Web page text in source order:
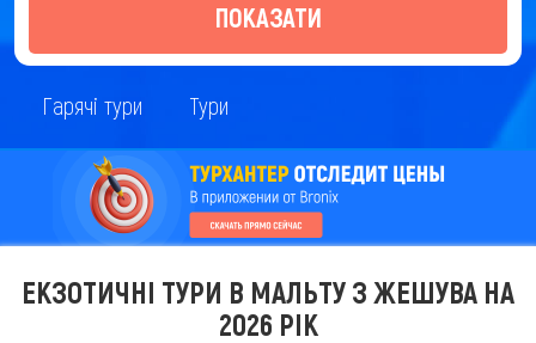
ПОКАЗАТИ
Гарячі тури Тури
ЕКЗОТИЧНІ ТУРИ В МАЛЬТУ З ЖЕШУВА НА
2026 РІК